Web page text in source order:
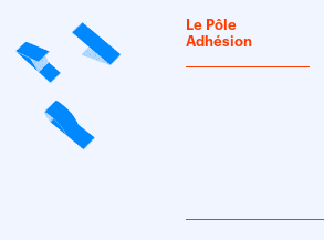
Le Pôle
Adhésion